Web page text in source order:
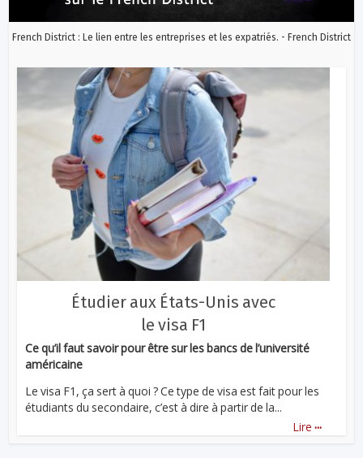
French District : Le lien entre les entreprises et les expatriés. - French District
Étudier aux États-Unis avec
le visa F1
Ce qu’il faut savoir pour être sur les bancs de l’université
américaine
Le visa F1, ça sert à quoi ? Ce type de visa est fait pour les
étudiants du secondaire, c’est à dire à partir de la...
Lire ...